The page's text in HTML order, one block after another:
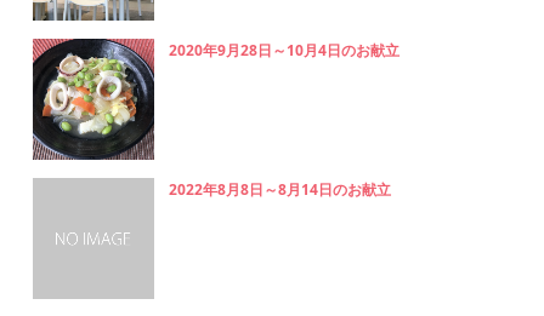
2020年9月28日～10月4日のお献立
2022年8月8日～8月14日のお献立